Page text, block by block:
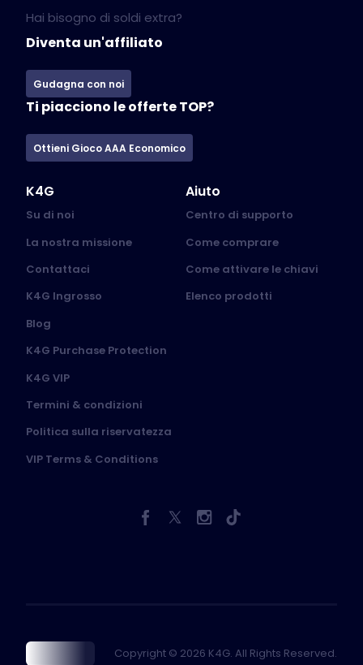
Hai bisogno di soldi extra?
Diventa un'affiliato
Gudagna con noi
Ti piacciono le offerte TOP?
Ottieni Gioco AAA Economico
K4G
Su di noi
La nostra missione
Contattaci
K4G Ingrosso
Blog
K4G Purchase Protection
K4G VIP
Termini & condizioni
Politica sulla riservatezza
VIP Terms & Conditions
Aiuto
Centro di supporto
Come comprare
Come attivare le chiavi
Elenco prodotti
Copyright © 2026 K4G. All Rights Reserved.